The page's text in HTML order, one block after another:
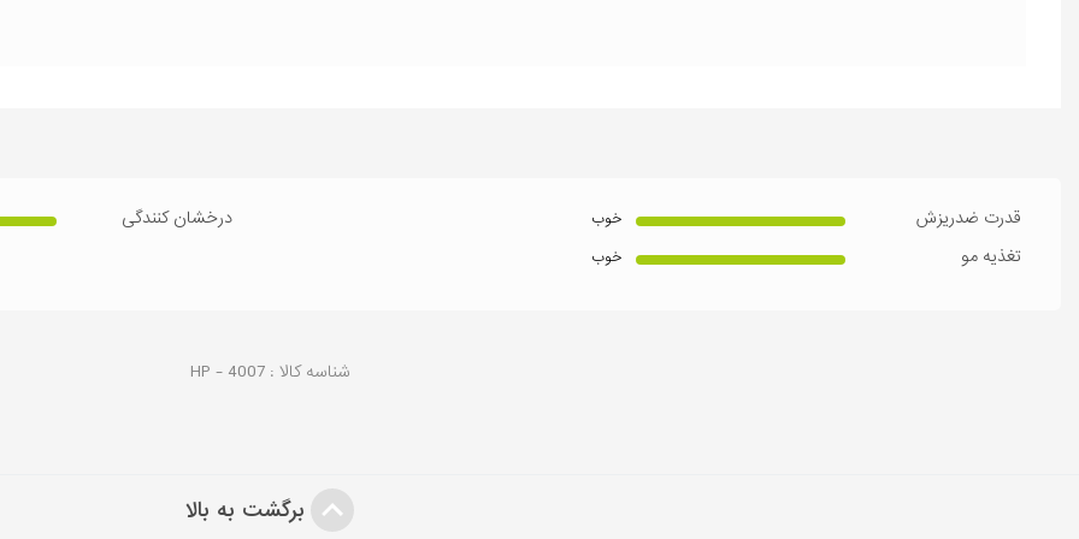
قدرت ضدریزش خوب
درخشان کنندگی
تغذیه مو
خوب
شناسه کالا : HP - 4007
برگشت به بالا